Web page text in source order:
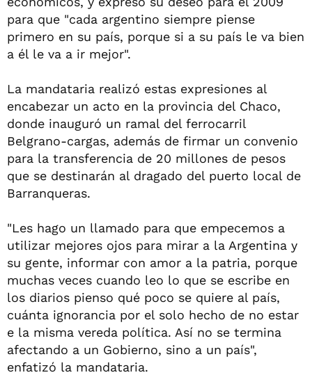
para que "cada argentino siempre piense
primero en su país, porque si a su país le va bien
a él le va a ir mejor".
La mandataria realizó estas expresiones al
encabezar un acto en la provincia del Chaco,
donde inauguró un ramal del ferrocarril
Belgrano-cargas, además de firmar un convenio
para la transferencia de 20 millones de pesos
que se destinarán al dragado del puerto local de
Barranqueras.
"Les hago un llamado para que empecemos a
utilizar mejores ojos para mirar a la Argentina y
su gente, informar con amor a la patria, porque
muchas veces cuando leo lo que se escribe en
los diarios pienso qué poco se quiere al país,
cuánta ignorancia por el solo hecho de no estar
e la misma vereda política. Así no se termina
afectando a un Gobierno, sino a un país",
enfatizó la mandataria.